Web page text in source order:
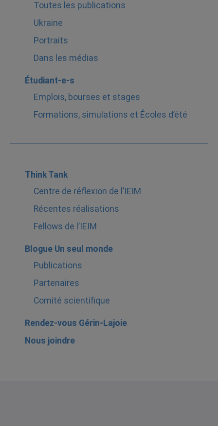
Toutes les publications
Ukraine
Portraits
Dans les médias
Étudiant-e-s
Emplois, bourses et stages
Formations, simulations et Écoles d’été
Think Tank
Centre de réflexion de l’IEIM
Récentes réalisations
Fellows de l’IEIM
Blogue Un seul monde
Publications
Partenaires
Comité scientifique
Rendez-vous Gérin-Lajoie
Nous joindre